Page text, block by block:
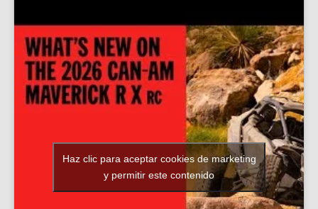
Haz clic para aceptar cookies de marketing
y permitir este contenido